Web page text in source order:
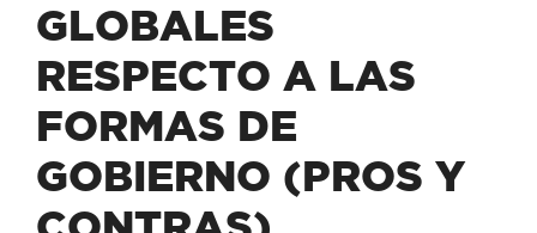
GLOBALES
RESPECTO A LAS
FORMAS DE
GOBIERNO (PROS Y